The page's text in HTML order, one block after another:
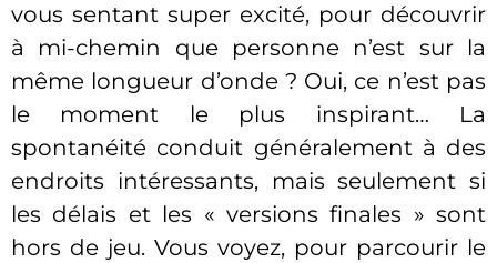
vous sentant super excité, pour découvrir
à mi-chemin que personne n’est sur la
même longueur d’onde ? Oui, ce n’est pas
le moment le plus inspirant… La
spontanéité conduit généralement à des
endroits intéressants, mais seulement si
les délais et les « versions finales » sont
hors de jeu. Vous voyez, pour parcourir le